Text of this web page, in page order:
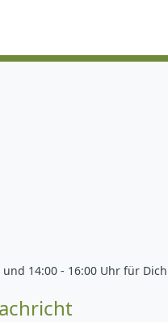
14:00 - 16:00 Uhr für Dich